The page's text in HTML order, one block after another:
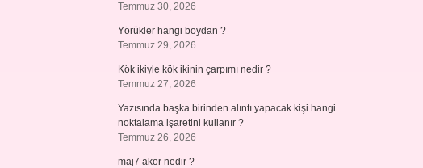
Temmuz 30, 2026
Yörükler hangi boydan ?
Temmuz 29, 2026
Kök ikiyle kök ikinin çarpımı nedir ?
Temmuz 27, 2026
Yazısında başka birinden alıntı yapacak kişi hangi
noktalama işaretini kullanır ?
Temmuz 26, 2026
maj7 akor nedir ?